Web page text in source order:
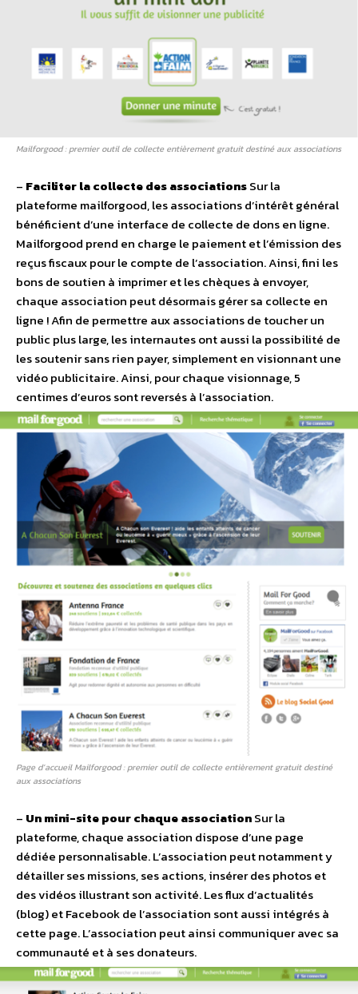
Mailforgood : premier outil de collecte entièrement gratuit destiné aux associations
– Faciliter la collecte des associationsSur la
plateforme mailforgood, les associations d’intérêt général
bénéficient d’une interface de collecte de dons en ligne.
Mailforgood prend en charge le paiement et l’émission des
reçus fiscaux pour le compte de l’association. Ainsi, fini les
bons de soutien à imprimer et les chèques à envoyer,
chaque association peut désormais gérer sa collecte en
ligne ! Afin de permettre aux associations de toucher un
public plus large, les internautes ont aussi la possibilité de
les soutenir sans rien payer, simplement en visionnant une
vidéo publicitaire. Ainsi, pour chaque visionnage, 5
centimes d’euros sont reversés à l’association.
Page d’accueil Mailforgood : premier outil de collecte entièrement gratuit destiné
aux associations
– Un mini-site pour chaque associationSur la
plateforme, chaque association dispose d’une page
dédiée personnalisable. L’association peut notamment y
détailler ses missions, ses actions, insérer des photos et
des vidéos illustrant son activité. Les flux d’actualités
(blog) et Facebook de l’association sont aussi intégrés à
cette page. L’association peut ainsi communiquer avec sa
communauté et à ses donateurs.